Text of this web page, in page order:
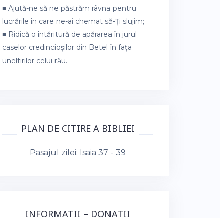
■ Ajută-ne să ne păstrăm râvna pentru
lucrările în care ne-ai chemat să-Ți slujim;
■ Ridică o întăritură de apărarea în jurul
caselor credincioșilor din Betel în fața
uneltirilor celui rău.
PLAN DE CITIRE A BIBLIEI
Pasajul zilei: Isaia 37 - 39
INFORMATII – DONATII